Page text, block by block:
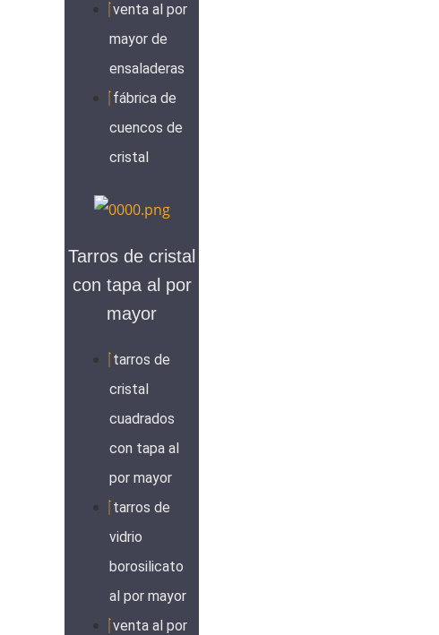
venta al por
mayor de
ensaladeras
fábrica de
cuencos de
cristal
Tarros de cristal
con tapa al por
mayor
tarros de
cristal
cuadrados
con tapa al
por mayor
tarros de
vidrio
borosilicato
al por mayor
venta al por